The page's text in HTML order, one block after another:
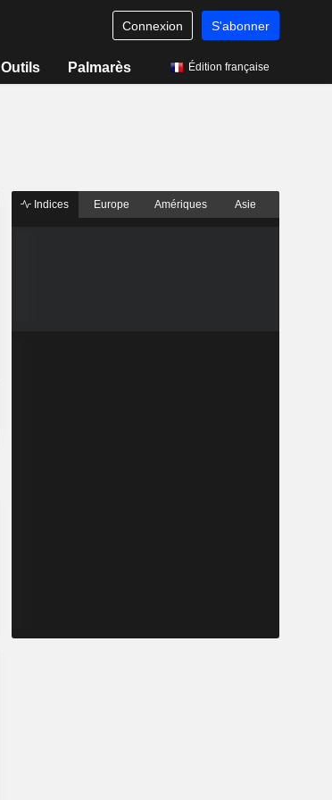
Connexion S'abonner
Outils Palmarès Édition française
Indices Europe Amériques Asie